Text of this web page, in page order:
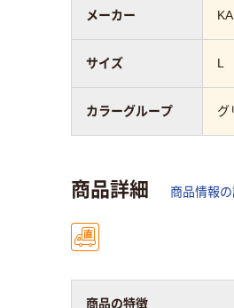
L
グ
メーカー
サイズ
カラーグループ
商品詳細 商品情報
商品の特徴